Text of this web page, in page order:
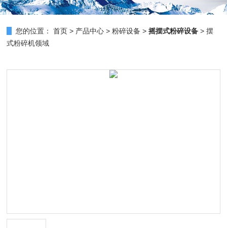
您的位置： 首页 > 产品中心 >粉碎设备 >摇摆式粉碎设备 > 摆
式粉碎机领域